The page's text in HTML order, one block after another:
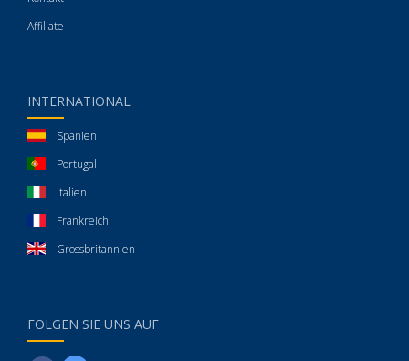
Affiliate
INTERNATIONAL
Spanien
Portugal
Italien
Frankreich
Grossbritannien
FOLGEN SIE UNS AUF